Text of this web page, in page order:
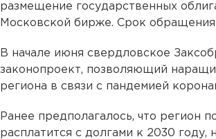
размещение государственных
Московской бирже. Срок
В начале июня свердловское
законопроект, позволяющий
региона в связи с пандемией
Ранее предполагалось, что регион
расплатится с долгами к 2030 году,